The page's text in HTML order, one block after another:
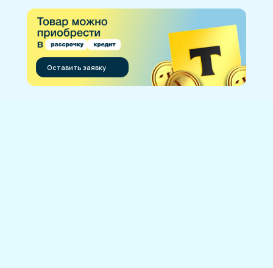
Оставить заявку